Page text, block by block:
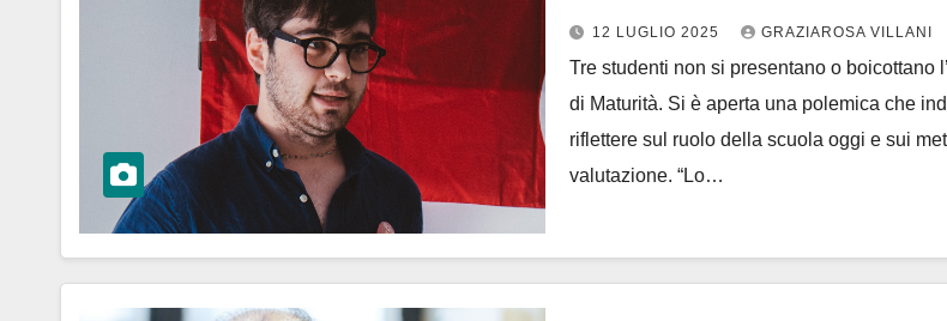
ridurre la valutazione ad un
calcolo matematico?”
12 LUGLIO 2025 GRAZIAROSA VILLANI
Tre studenti non si presentano o boicottano
di Maturità. Si è aperta una polemica che
riflettere sul ruolo della scuola oggi e sui
valutazione. “Lo…